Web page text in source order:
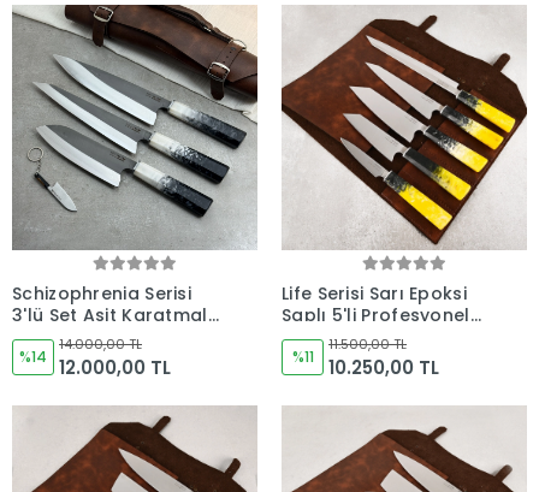
Schizophrenia Serisi
3'lü Set Asit Karatmalı
- Kocakaya Özel
Tasarım
%14
14.000,00 TL
12.000,00 TL
Life Serisi Sarı Epoksi
Saplı 5'li Profesyonel
Şef Bıçak Seti (Deri
Rulo Çantalı) -
Kocakaya El Yapımı
Bıçaklar
%11
11.500,00 TL
10.250,00 TL